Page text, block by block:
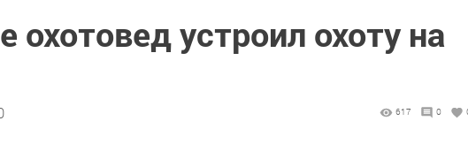
охотовед устроил охоту на
617 0